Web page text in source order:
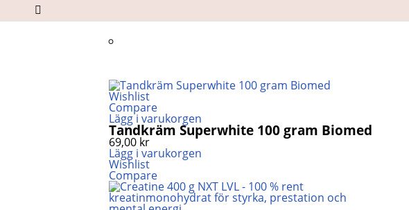
Wishlist
Compare
Lägg i varukorgen
Tandkräm Superwhite 100 gram Biomed
69,00 kr
Lägg i varukorgen
Wishlist
Compare